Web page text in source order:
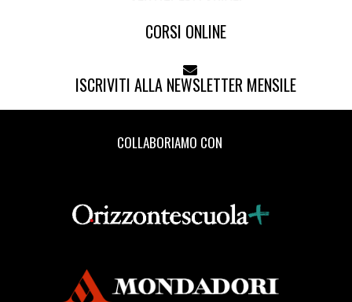
CORSI ONLINE
ISCRIVITI ALLA NEWSLETTER MENSILE
COLLABORIAMO CON